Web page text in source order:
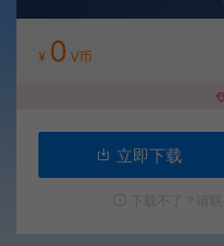
¥ 0 V币
立即下载